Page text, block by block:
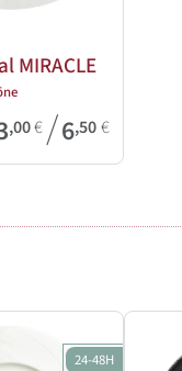
MIRACLE
,00€/6,50€
24-48H